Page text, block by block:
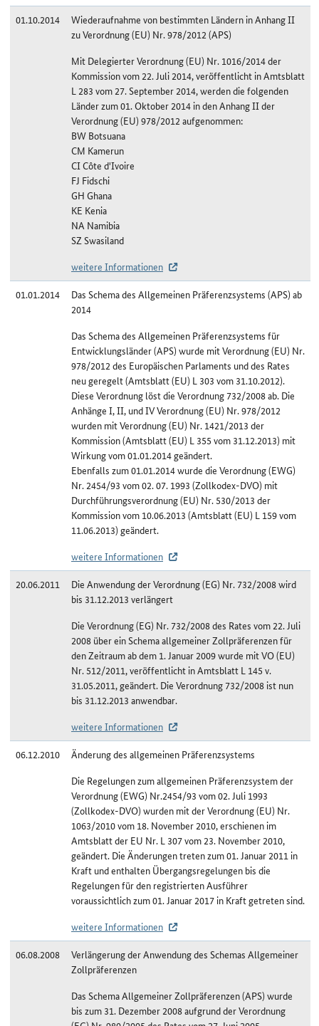
01.10.2014
Wiederaufnahme von bestimmten Ländern in Anhang II
zu Verordnung (EU) Nr. 978/2012 (APS)
Mit Delegierter Verordnung (EU) Nr. 1016/2014 der
Kommission vom 22. Juli 2014, veröffentlicht in Amtsblatt
L 283 vom 27. September 2014, werden die folgenden
Länder zum 01. Oktober 2014 in den Anhang II der
Verordnung (EU) 978/2012 aufgenommen:
BW Botsuana
CM Kamerun
CI Côte d'Ivoire
FJ Fidschi
GH Ghana
KE Kenia
NA Namibia
SZ Swasiland
weitere Informationen
01.01.2014
Das Schema des Allgemeinen Präferenzsystems (APS) ab
2014
Das Schema des Allgemeinen Präferenzsystems für
Entwicklungsländer (APS) wurde mit Verordnung (EU) Nr.
978/2012 des Europäischen Parlaments und des Rates
neu geregelt (Amtsblatt (EU) L 303 vom 31.10.2012).
Diese Verordnung löst die Verordnung 732/2008 ab. Die
Anhänge I, II, und IV Verordnung (EU) Nr. 978/2012
wurden mit Verordnung (EU) Nr. 1421/2013 der
Kommission (Amtsblatt (EU) L 355 vom 31.12.2013) mit
Wirkung vom 01.01.2014 geändert.
Ebenfalls zum 01.01.2014 wurde die Verordnung (EWG)
Nr. 2454/93 vom 02. 07. 1993 (Zollkodex-DVO) mit
Durchführungsverordnung (EU) Nr. 530/2013 der
Kommission vom 10.06.2013 (Amtsblatt (EU) L 159 vom
11.06.2013) geändert.
weitere Informationen
20.06.2011
Die Anwendung der Verordnung (EG) Nr. 732/2008 wird
bis 31.12.2013 verlängert
Die Verordnung (EG) Nr. 732/2008 des Rates vom 22. Juli
2008 über ein Schema allgemeiner Zollpräferenzen für
den Zeitraum ab dem 1. Januar 2009 wurde mit VO (EU)
Nr. 512/2011, veröffentlicht in Amtsblatt L 145 v.
31.05.2011, geändert. Die Verordnung 732/2008 ist nun
bis 31.12.2013 anwendbar.
weitere Informationen
06.12.2010
Änderung des allgemeinen Präferenzsystems
Die Regelungen zum allgemeinen Präferenzsystem der
Verordnung (EWG) Nr.2454/93 vom 02. Juli 1993
(Zollkodex-DVO) wurden mit der Verordnung (EU) Nr.
1063/2010 vom 18. November 2010, erschienen im
Amtsblatt der EU Nr. L 307 vom 23. November 2010,
geändert. Die Änderungen treten zum 01. Januar 2011 in
Kraft und enthalten Übergangsregelungen bis die
Regelungen für den registrierten Ausführer
voraussichtlich zum 01. Januar 2017 in Kraft getreten sind.
weitere Informationen
06.08.2008
Verlängerung der Anwendung des Schemas Allgemeiner
Zollpräferenzen
Das Schema Allgemeiner Zollpräferenzen (APS) wurde
bis zum 31. Dezember 2008 aufgrund der Verordnung